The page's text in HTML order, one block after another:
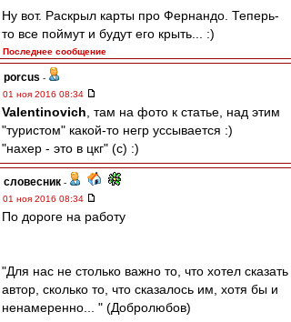
Ну вот. Раскрыл карты про Фернандо. Теперь-
то все поймут и будут его крыть... :)
Последнее сообщение
porcus -
01 ноя 2016 08:34
Valentinovich , там на фото к статье, над этим
"туристом" какой-то негр уссывается :)
"нахер - это в цкг" (с) :)
словесник -
01 ноя 2016 08:34
По дороге на работу
"Для нас не столько важно то, что хотел сказать
автор, сколько то, что сказалось им, хотя бы и
ненамеренно... " (Добролюбов)